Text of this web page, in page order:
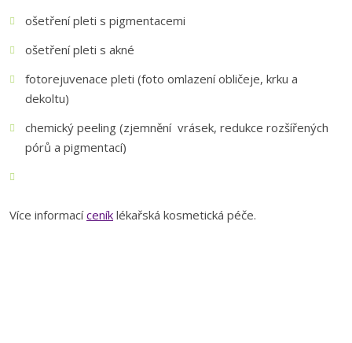
ošetření pleti s pigmentacemi
ošetření pleti s akné
fotorejuvenace pleti (foto omlazení obličeje, krku a
dekoltu)
chemický peeling (zjemnění vrásek, redukce rozšířených
pórů a pigmentací)
Více informacíceník lékařská kosmetická péče.